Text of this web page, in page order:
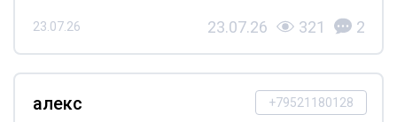
23.07.26 23.07.26 321 2
+79521180128
алекс